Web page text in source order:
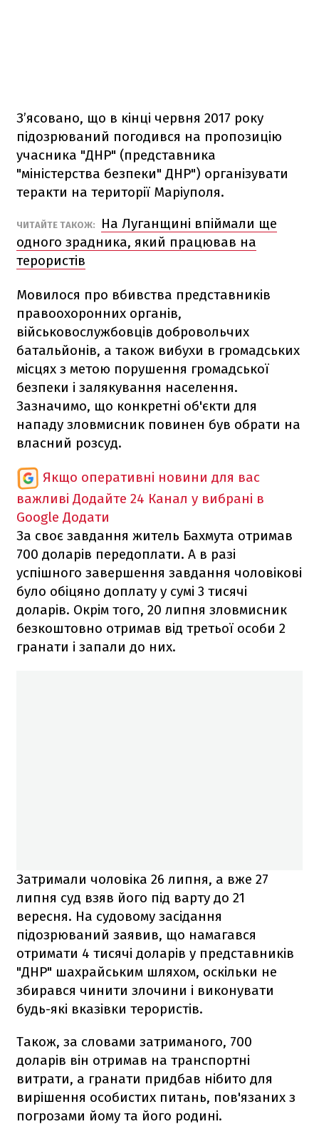
З’ясовано, що в кінці червня 2017 року
підозрюваний погодився на пропозицію
учасника "ДНР" (представника
"міністерства безпеки" ДНР") організувати
теракти на території Маріуполя.
ЧИТАЙТЕ ТАКОЖ:
На Луганщині впіймали ще
одного зрадника, який працював на
терористів
Мовилося про вбивства представників
правоохоронних органів,
військовослужбовців добровольчих
батальйонів, а також вибухи в громадських
місцях з метою порушення громадської
безпеки і залякування населення.
Зазначимо, що конкретні об'єкти для
нападу зловмисник повинен був обрати на
власний розсуд.
Якщо оперативні новини для вас
важливі Додайте 24 Канал у вибрані в
Google Додати
За своє завдання житель Бахмута отримав
700 доларів передоплати. А в разі
успішного завершення завдання чоловікові
було обіцяно доплату у сумі 3 тисячі
доларів. Окрім того, 20 липня зловмисник
безкоштовно отримав від третьої особи 2
гранати і запали до них.
Затримали чоловіка 26 липня, а вже 27
липня суд взяв його під варту до 21
вересня. На судовому засідання
підозрюваний заявив, що намагався
отримати 4 тисячі доларів у представників
"ДНР" шахрайським шляхом, оскільки не
збирався чинити злочини і виконувати
будь-які вказівки терористів.
Також, за словами затриманого, 700
доларів він отримав на транспортні
витрати, а гранати придбав нібито для
вирішення особистих питань, пов'язаних з
погрозами йому та його родині.